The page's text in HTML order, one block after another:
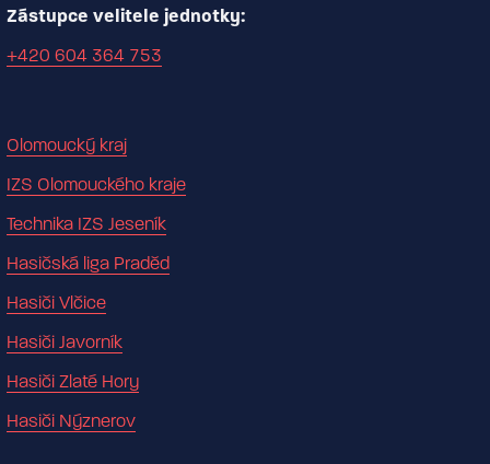
Zástupce velitele jednotky:
+420 604 364 753
Olomoucký kraj
IZS Olomouckého kraje
Technika IZS Jeseník
Hasičská liga Praděd
Hasiči Vlčice
Hasiči Javorník
Hasiči Zlaté Hory
Hasiči Nýznerov